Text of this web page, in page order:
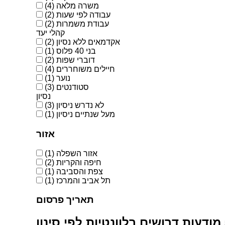
משרה מלאה (4)
עבודה לפי שעות (2)
עבודת משמרות (2)
קהלי יעד
אקדמאים ללא נסיון (2)
בני 40 פלוס
(1)
דוברי שפות (2)
חיילים משוחררים (4)
נוער (1)
סטודנטים (3)
נסיון
לא נדרש ניסיון (3)
מעל שנתיים ניסיון (1)
אזור
אזור השפלה (1)
חיפה והקריות (2)
צפת והסביבה (1)
תל אביב והמרכז (1)
תאריך פרסום